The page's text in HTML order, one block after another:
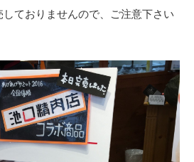
ておりませんので、ご注意下さい